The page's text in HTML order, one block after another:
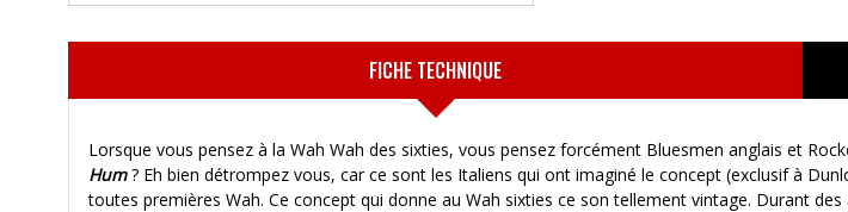
FICHE TECHNIQUE
Lorsque vous pensez à la Wah Wah des sixties, vous pensez forcément Bluesmen anglais et
Hum? Eh bien détrompez vous, car ce sont les Italiens qui ont imaginé le concept (exclusif à
toutes premières Wah. Ce concept qui donne au Wah sixties ce son tellement vintage. Durant